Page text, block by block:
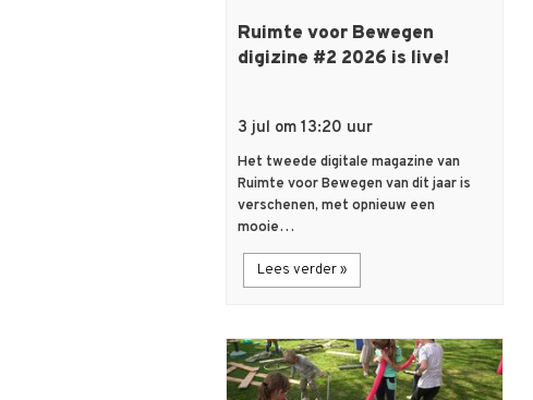
Ruimte voor Bewegen
digizine #2 2026 is live!
3 jul om 13:20 uur
Het tweede digitale magazine van
Ruimte voor Bewegen van dit jaar is
verschenen, met opnieuw een
mooie…
Lees verder »